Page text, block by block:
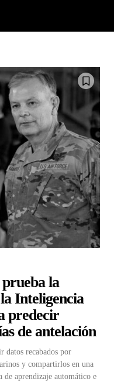
la
Inteligencia
predecir
de antelación
datos recabados por
y compartirlos en una
de aprendizaje automático e